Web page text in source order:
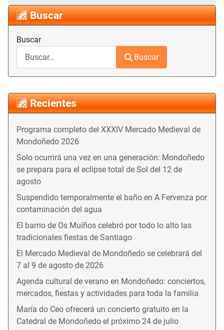
Buscar
Buscar
Buscar
Recientes
Programa completo del XXXIV Mercado Medieval de
Mondoñedo 2026
Solo ocurrirá una vez en una generación: Mondoñedo
se prepara para el eclipse total de Sol del 12 de
agosto
Suspendido temporalmente el baño en A Fervenza por
contaminación del agua
El barrio de Os Muíños celebró por todo lo alto las
tradicionales fiestas de Santiago
El Mercado Medieval de Mondoñedo se celebrará del
7 al 9 de agosto de 2026
Agenda cultural de verano en Mondoñedo: conciertos,
mercados, fiestas y actividades para toda la familia
María do Ceo ofrecerá un concierto gratuito en la
Catedral de Mondoñedo el próximo 24 de julio